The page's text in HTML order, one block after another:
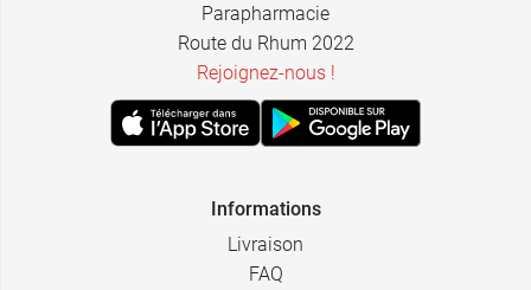
Parapharmacie
Route du Rhum 2022
Rejoignez-nous !
Informations
Livraison
FAQ